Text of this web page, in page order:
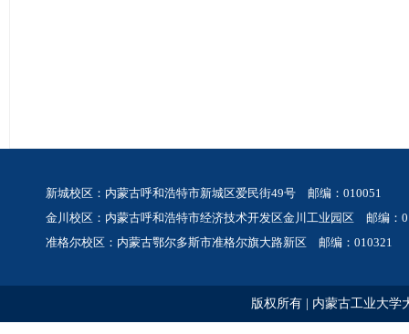
新城校区：内蒙古呼和浩特市新城区爱民街49号 邮编：010051
金川校区：内蒙古呼和浩特市经济技术开发区金川工业园区 邮编：
准格尔校区：内蒙古鄂尔多斯市准格尔旗大路新区 邮编：010321
版权所有 | 内蒙古工业大学